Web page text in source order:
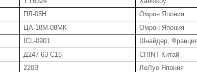
ПЛ-05Н
Омрон Япония
ЦА-18М-08МК
Омрон Япония
ICL-0901
Шнайдер,
Д247-63-С16
CHINT Китай
220В
ЛеЛуо Япония